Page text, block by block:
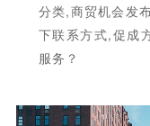
分类,商贸机会发
下联系方式,促成
服务？